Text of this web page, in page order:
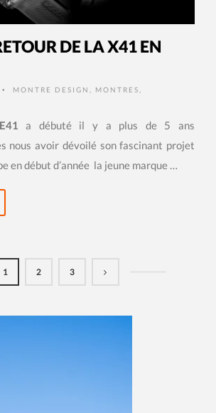
DE LA X41 EN
• MONTRE DESIGN MONTRES
a débuté il y a plus de 5 ans
nous avoir dévoilé son fascinant projet
en début d’année la jeune marque …
1 2 3